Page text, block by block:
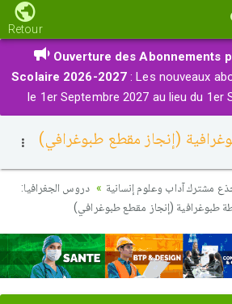
Retour
Ouverture des Abonnements
Scolaire 2026-2027 : Les nouveaux
le 1er Septembre 2027 au lieu du 1er
(إنجاز مقطع طبوغرافي)
مشترك آداب وعلوم إنسانية
دروس الجغرافيا:
طبوغرافية (إنجاز مقطع طبوغرافي)